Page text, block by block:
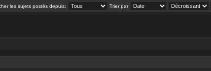
les sujets postés depuis: Trier par